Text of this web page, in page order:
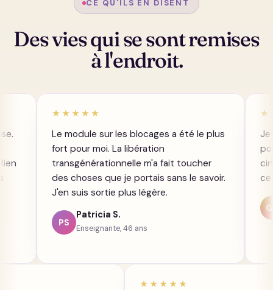
CE QU'ILS EN DISENT
Des vies qui se sont remises
à l'endroit.
★★★★★
Le module sur les blocages a été le plus
fort pour moi. La libération
transgénérationnelle m'a fait toucher
des choses que je portais sans le savoir.
J'en suis sortie plus légère.
Patricia S.
Enseignante, 46 ans
★★★★★
Je cherchais
positive. Ici
cinq
ce qui m'a
Gilles
★★★★★